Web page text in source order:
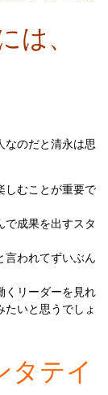
は、
なのだと清永は思
しむことが重要で
で成果を出すスタ
言われてずいぶん
くリーダーを見れ
たいと思うでしょ
タテイ